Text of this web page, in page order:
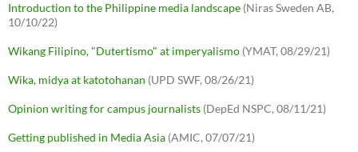
Introduction to the Philippine media landscape (Niras Sweden AB,
10/10/22)
Wikang Filipino, "Dutertismo" at imperyalismo (YMAT, 08/29/21)
Wika, midya at katotohanan (UPD SWF, 08/26/21)
Opinion writing for campus journalists (DepEd NSPC, 08/11/21)
Getting published in Media Asia (AMIC, 07/07/21)